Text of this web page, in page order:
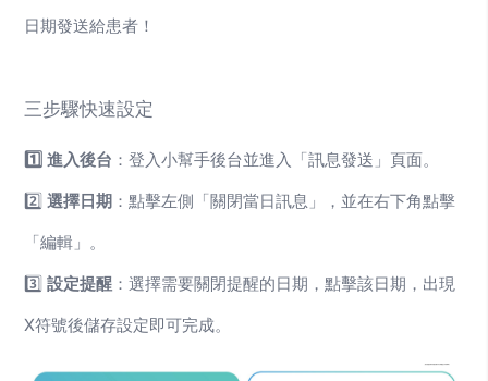
日期發送給患者！
三步驟快速設定
1️⃣ 進入後台 ：登入小幫手後台並進入「訊息發送」頁面。
2️⃣選擇日期 ：點擊左側「關閉當日訊息」，並在右下角點擊
「編輯」。
3️⃣設定提醒 ：選擇需要關閉提醒的日期，點擊該日期，出現
X符號後儲存設定即可完成。